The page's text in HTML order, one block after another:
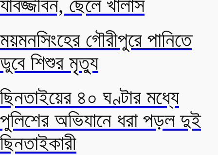
যাবজ্জীবন, ছেলে খালাস
ময়মনসিংহের গৌরীপুরে পানিতে
ডুবে শিশুর মৃত্যু
ছিনতাইয়ের ৪০ ঘণ্টার মধ্যে
পুলিশের অভিযানে ধরা পড়ল দুই
ছিনতাইকারী